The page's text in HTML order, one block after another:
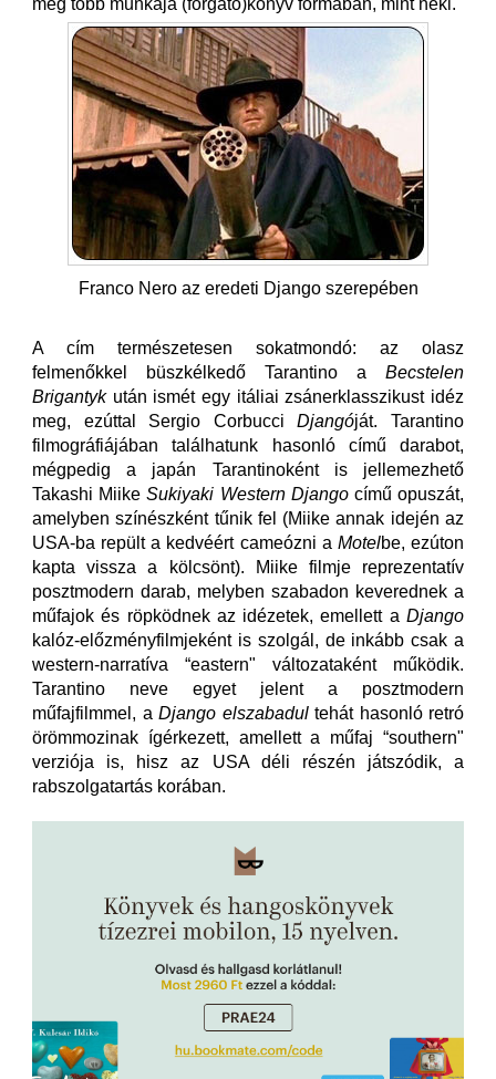
meg több munkája (forgató)könyv formában, mint neki.
Franco Nero az eredeti Django szerepében
A cím természetesen sokatmondó: az olasz
felmenőkkel büszkélkedő Tarantino a Becstelen
Brigantykután ismét egy itáliai zsánerklasszikust idéz
meg, ezúttal Sergio CorbucciDjangóját. Tarantino
filmográfiájában találhatunk hasonló című darabot,
mégpedig a japán Tarantinoként is jellemezhető
Takashi MiikeSukiyaki Western Django című opuszát,
amelyben színészként tűnik fel (Miike annak idején az
USA-ba repült a kedvéért cameózni a Motelbe, ezúton
kapta vissza a kölcsönt). Miike filmje reprezentatív
posztmodern darab, melyben szabadon keverednek a
műfajok és röpködnek az idézetek, emellett a Django
kalóz-előzményfilmjeként is szolgál, de inkább csak a
western-narratíva “eastern" változataként működik.
Tarantino neve egyet jelent a posztmodern
műfajfilmmel, a Django elszabadultehát hasonló retró
örömmozinak ígérkezett, amellett a műfaj “southern"
verziója is, hisz az USA déli részén játszódik, a
rabszolgatartás korában.